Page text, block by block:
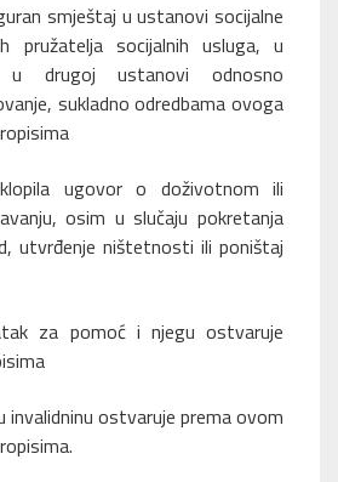
smještaj u ustanovi socijalne
pružatelja socijalnih usluga, u
u drugoj ustanovi odnosno
sukladno odredbama ovoga
ugovor o doživotnom ili
osim u slučaju pokretanja
utvrđenje ništetnosti ili poništaj
za pomoć i njegu ostvaruje
invalidninu ostvaruje prema ovom